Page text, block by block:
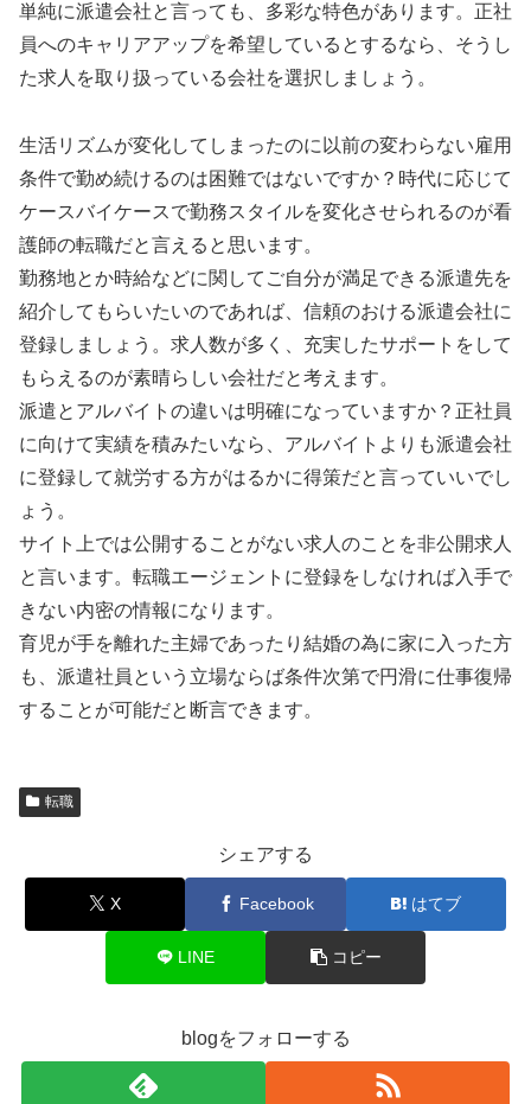
単純に派遣会社と言っても、多彩な特色があります。正社
員へのキャリアアップを希望しているとするなら、そうし
た求人を取り扱っている会社を選択しましょう。
生活リズムが変化してしまったのに以前の変わらない雇用
条件で勤め続けるのは困難ではないですか？時代に応じて
ケースバイケースで勤務スタイルを変化させられるのが看
護師の転職だと言えると思います。
勤務地とか時給などに関してご自分が満足できる派遣先を
紹介してもらいたいのであれば、信頼のおける派遣会社に
登録しましょう。求人数が多く、充実したサポートをして
もらえるのが素晴らしい会社だと考えます。
派遣とアルバイトの違いは明確になっていますか？正社員
に向けて実績を積みたいなら、アルバイトよりも派遣会社
に登録して就労する方がはるかに得策だと言っていいでし
ょう。
サイト上では公開することがない求人のことを非公開求人
と言います。転職エージェントに登録をしなければ入手で
きない内密の情報になります。
育児が手を離れた主婦であったり結婚の為に家に入った方
も、派遣社員という立場ならば条件次第で円滑に仕事復帰
することが可能だと断言できます。
転職
シェアする
X Facebook はてブ
LINE コピー
blogをフォローする